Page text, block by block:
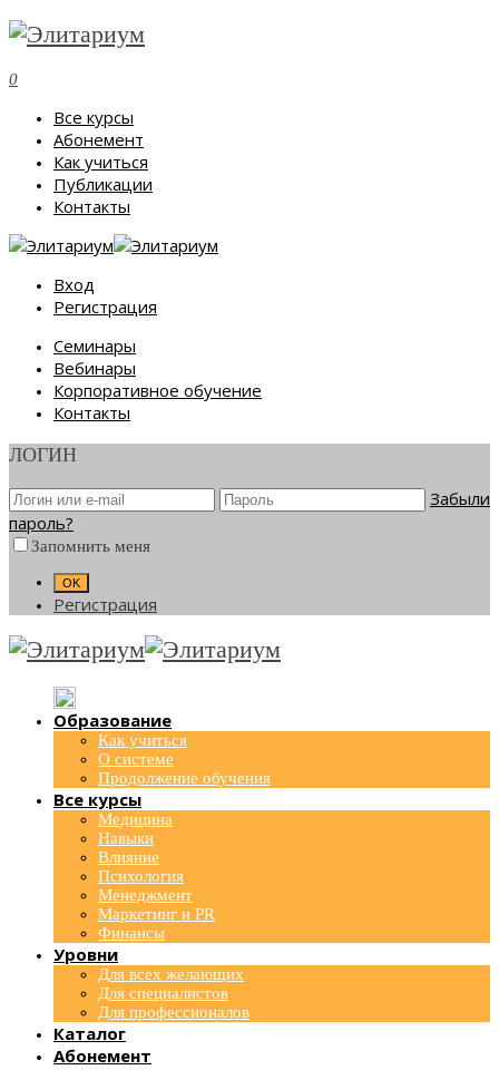
0
Все курсы
Абонемент
Как учиться
Публикации
Контакты
Вход
Регистрация
Семинары
Вебинары
Корпоративное обучение
Контакты
ЛОГИН
Забыли
пароль?
Запомнить меня
Регистрация
Образование
Как учиться
О системе
Продолжение обучения
Все курсы
Медицина
Навыки
Влияние
Психология
Менеджмент
Маркетинг и PR
Финансы
Уровни
Для всех желающих
Для специалистов
Для профессионалов
Каталог
Абонемент